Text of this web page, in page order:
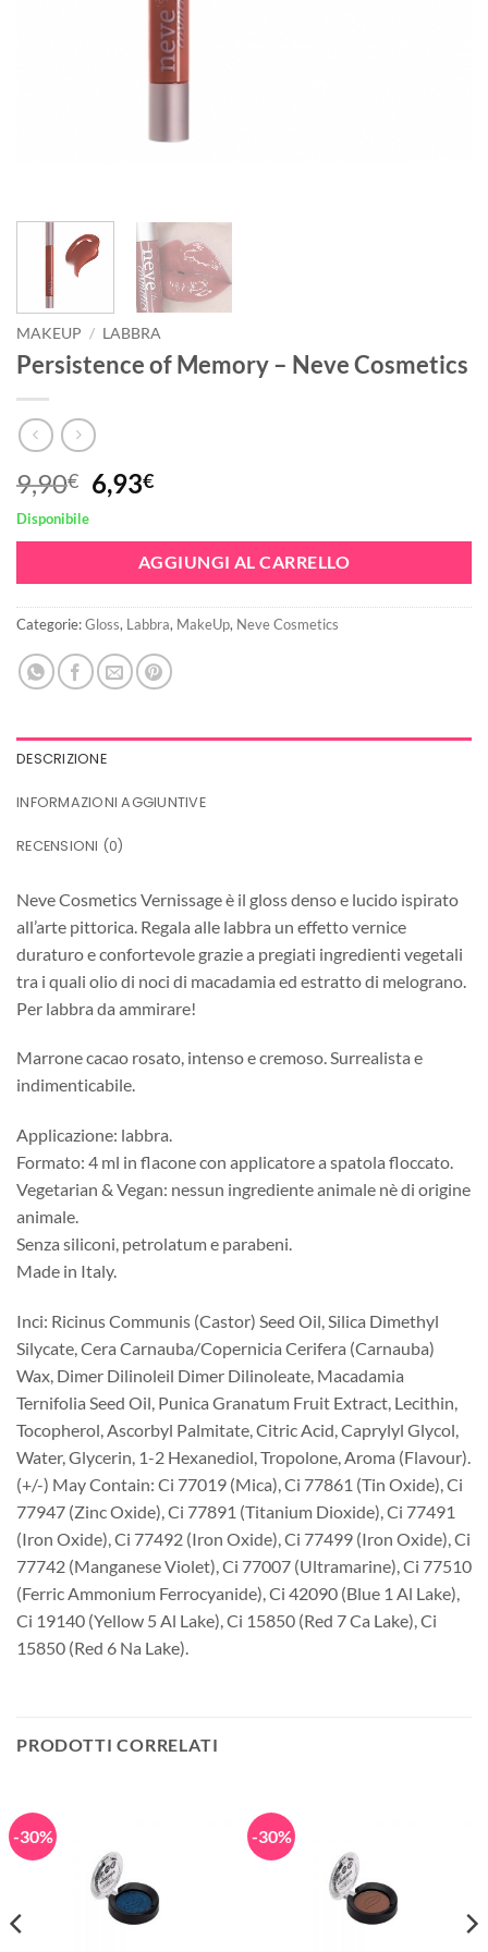
MAKEUP / LABBRA
Persistence of Memory – Neve Cosmetics
9,90€ Il
prezzo
originale
9,90€.
6,93€Il
attuale
è:
6,93€.
Disponibile
AGGIUNGI AL CARRELLO
Categorie:Gloss, Labbra, MakeUp, Neve Cosmetics
DESCRIZIONE
INFORMAZIONI AGGIUNTIVE
RECENSIONI (0)
Neve Cosmetics Vernissage è il gloss denso e lucido ispirato
all’arte pittorica. Regala alle labbra un effetto vernice
duraturo e confortevole grazie a pregiati ingredienti vegetali
tra i quali olio di noci di macadamia ed estratto di melograno.
Per labbra da ammirare!
Marrone cacao rosato, intenso e cremoso. Surrealista e
indimenticabile.
Applicazione: labbra.
Formato: 4 ml in flacone con applicatore a spatola floccato.
Vegetarian & Vegan: nessun ingrediente animale nè di origine
animale.
Senza siliconi, petrolatum e parabeni.
Made in Italy.
Inci: Ricinus Communis (Castor) Seed Oil, Silica Dimethyl
Silycate, Cera Carnauba/Copernicia Cerifera (Carnauba)
Wax, Dimer Dilinoleil Dimer Dilinoleate, Macadamia
Ternifolia Seed Oil, Punica Granatum Fruit Extract, Lecithin,
Tocopherol, Ascorbyl Palmitate, Citric Acid, Caprylyl Glycol,
Water, Glycerin, 1-2 Hexanediol, Tropolone, Aroma (Flavour).
(+/-) May Contain: Ci 77019 (Mica), Ci 77861 (Tin Oxide), Ci
77947 (Zinc Oxide), Ci 77891 (Titanium Dioxide), Ci 77491
(Iron Oxide), Ci 77492 (Iron Oxide), Ci 77499 (Iron Oxide), Ci
77742 (Manganese Violet), Ci 77007 (Ultramarine), Ci 77510
(Ferric Ammonium Ferrocyanide), Ci 42090 (Blue 1 Al Lake),
Ci 19140 (Yellow 5 Al Lake), Ci 15850 (Red 7 Ca Lake), Ci
15850 (Red 6 Na Lake).
PRODOTTI CORRELATI
-30% -30%